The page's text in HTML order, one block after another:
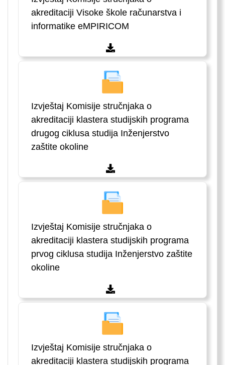
akreditaciji Visoke škole računarstva i
informatike eMPIRICOM
Izvještaj Komisije stručnjaka o
akreditaciji klastera studijskih programa
drugog ciklusa studija Inženjerstvo
zaštite okoline
Izvještaj Komisije stručnjaka o
akreditaciji klastera studijskih programa
prvog ciklusa studija Inženjerstvo zaštite
okoline
Izvještaj Komisije stručnjaka o
akreditaciji klastera studijskih programa